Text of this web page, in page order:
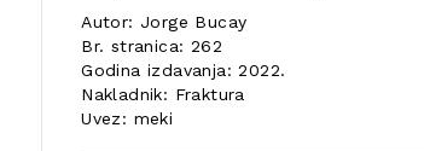
Autor: Jorge Bucay
Br. stranica: 262
Godina izdavanja: 2022.
Nakladnik: Fraktura
Uvez: meki